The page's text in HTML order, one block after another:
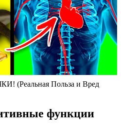
(Реальная Польза и Вред
функции